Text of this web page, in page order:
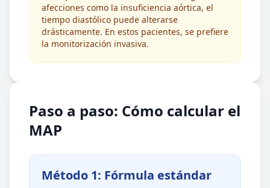
afecciones como la insuficiencia aórtica, el
tiempo diastólico puede alterarse
drásticamente. En estos pacientes, se prefiere
la monitorización invasiva.
Paso a paso: Cómo calcular el
MAP
Método 1: Fórmula estándar